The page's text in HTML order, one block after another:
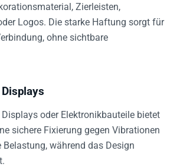
Zierleisten,
Logos. Die starke Haftung sorgt für
ohne sichtbare
oder Elektronikbauteile bietet
sichere Fixierung gegen Vibrationen
während das Design